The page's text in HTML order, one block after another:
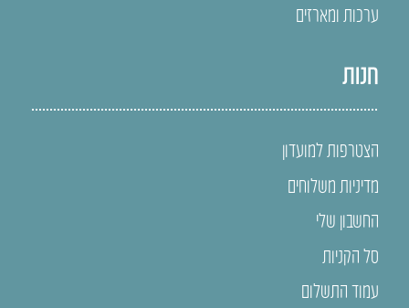
ערכות ומארזים
חנות
הצטרפות למועדון
מדיניות משלוחים
החשבון שלי
סל הקניות
עמוד התשלום